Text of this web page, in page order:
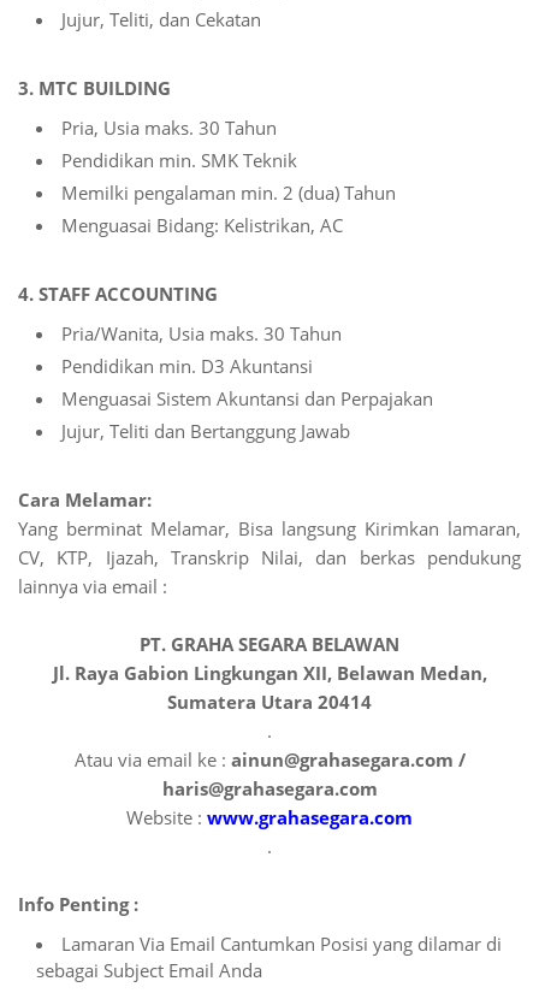
Jujur, Teliti, dan Cekatan
3. MTC BUILDING
Pria, Usia maks. 30 Tahun
Pendidikan min. SMK Teknik
Memilki pengalaman min. 2 (dua) Tahun
Menguasai Bidang: Kelistrikan, AC
4. STAFF ACCOUNTING
Pria/Wanita, Usia maks. 30 Tahun
Pendidikan min. D3 Akuntansi
Menguasai Sistem Akuntansi dan Perpajakan
Jujur, Teliti dan Bertanggung Jawab
Cara Melamar:
Yang berminat Melamar, Bisa langsung Kirimkan lamaran,
CV, KTP, Ijazah, Transkrip Nilai, dan berkas pendukung
lainnya via email :
PT. GRAHA SEGARA BELAWAN
Jl. Raya Gabion Lingkungan XII, Belawan Medan,
Sumatera Utara 20414
.
Atau via email ke : ainun@grahasegara.com /
haris@grahasegara.com
Website : www.grahasegara.com
.
Info Penting :
Lamaran Via Email Cantumkan Posisi yang dilamar di
sebagai Subject Email Anda